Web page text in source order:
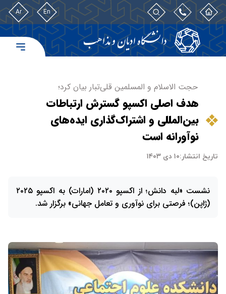
En
Ar
حجت الاسلام و المسلمین قلی‌تبار بیان کرد؛
هدف اصلی اکسپو گسترش ارتباطات
بین‌المللی و اشتراک‌گذاری ایده‌های
نوآورانه است
تاریخ انتشار:۱۰ دی ۱۴۰۳
نشست «لبه دانش؛ از اکسپو ۲۰۲۰ (امارات) به اکسپو ۲۰۲۵
(ژاپن)؛ فرصتی برای نوآوری و تعامل جهانی» برگزار شد.